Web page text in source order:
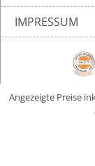
IMPRESSUM
Angezeigte Preise